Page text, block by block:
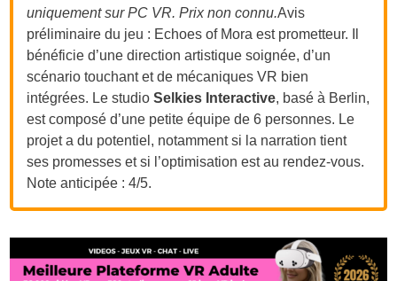
uniquement sur PC VR. Prix non connu.Avis
préliminaire du jeu : Echoes of Mora est prometteur. Il
bénéficie d’une direction artistique soignée, d’un
scénario touchant et de mécaniques VR bien
intégrées. Le studioSelkies Interactive, basé à Berlin,
est composé d’une petite équipe de 6 personnes. Le
projet a du potentiel, notamment si la narration tient
ses promesses et si l’optimisation est au rendez-vous.
Note anticipée : 4/5.